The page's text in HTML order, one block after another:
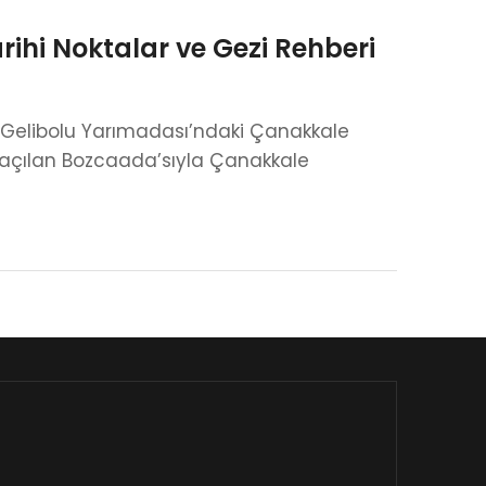
Noktalar ve Gezi Rehberi
Yarımadası’ndaki Çanakkale
Bozcaada’sıyla Çanakkale